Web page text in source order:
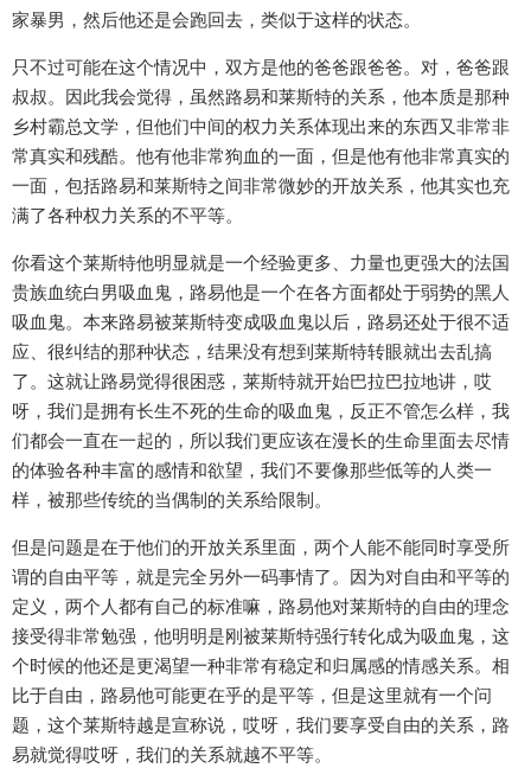
家暴男，然后他还是会跑回去，类似于这样的状态。
只不过可能在这个情况中，双方是他的爸爸跟爸爸。对，爸爸跟
叔叔。因此我会觉得，虽然路易和莱斯特的关系，他本质是那种
乡村霸总文学，但他们中间的权力关系体现出来的东西又非常非
常真实和残酷。他有他非常狗血的一面，但是他有他非常真实的
一面，包括路易和莱斯特之间非常微妙的开放关系，他其实也充
满了各种权力关系的不平等。
你看这个莱斯特他明显就是一个经验更多、力量也更强大的法国
贵族血统白男吸血鬼，路易他是一个在各方面都处于弱势的黑人
吸血鬼。本来路易被莱斯特变成吸血鬼以后，路易还处于很不适
应、很纠结的那种状态，结果没有想到莱斯特转眼就出去乱搞
了。这就让路易觉得很困惑，莱斯特就开始巴拉巴拉地讲，哎
呀，我们是拥有长生不死的生命的吸血鬼，反正不管怎么样，我
们都会一直在一起的，所以我们更应该在漫长的生命里面去尽情
的体验各种丰富的感情和欲望，我们不要像那些低等的人类一
样，被那些传统的当偶制的关系给限制。
但是问题是在于他们的开放关系里面，两个人能不能同时享受所
谓的自由平等，就是完全另外一码事情了。因为对自由和平等的
定义，两个人都有自己的标准嘛，路易他对莱斯特的自由的理念
接受得非常勉强，他明明是刚被莱斯特强行转化成为吸血鬼，这
个时候的他还是更渴望一种非常有稳定和归属感的情感关系。相
比于自由，路易他可能更在乎的是平等，但是这里就有一个问
题，这个莱斯特越是宣称说，哎呀，我们要享受自由的关系，路
易就觉得哎呀，我们的关系就越不平等。